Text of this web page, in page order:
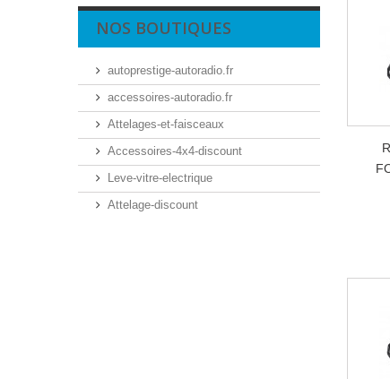
NOS BOUTIQUES
autoprestige-autoradio.fr
accessoires-autoradio.fr
Attelages-et-faisceaux
Accessoires-4x4-discount
Leve-vitre-electrique
Attelage-discount